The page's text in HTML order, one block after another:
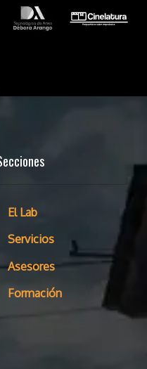
El Lab
Servicios
Asesores
Formación